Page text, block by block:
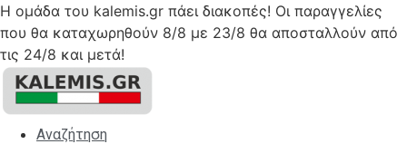
Η ομάδα του kalemis.gr πάει διακοπές! Οι παραγγελίες
που θα καταχωρηθούν 8/8 με 23/8 θα αποσταλλούν από
τις 24/8 και μετά!
Skip
content
Αναζήτηση